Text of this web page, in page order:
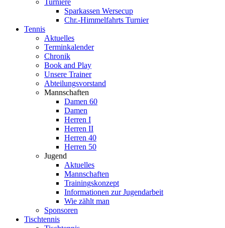
Turniere
Sparkassen Wersecup
Chr.-Himmelfahrts Turnier
Tennis
Aktuelles
Terminkalender
Chronik
Book and Play
Unsere Trainer
Abteilungsvorstand
Mannschaften
Damen 60
Damen
Herren I
Herren II
Herren 40
Herren 50
Jugend
Aktuelles
Mannschaften
Trainingskonzept
Informationen zur Jugendarbeit
Wie zählt man
Sponsoren
Tischtennis